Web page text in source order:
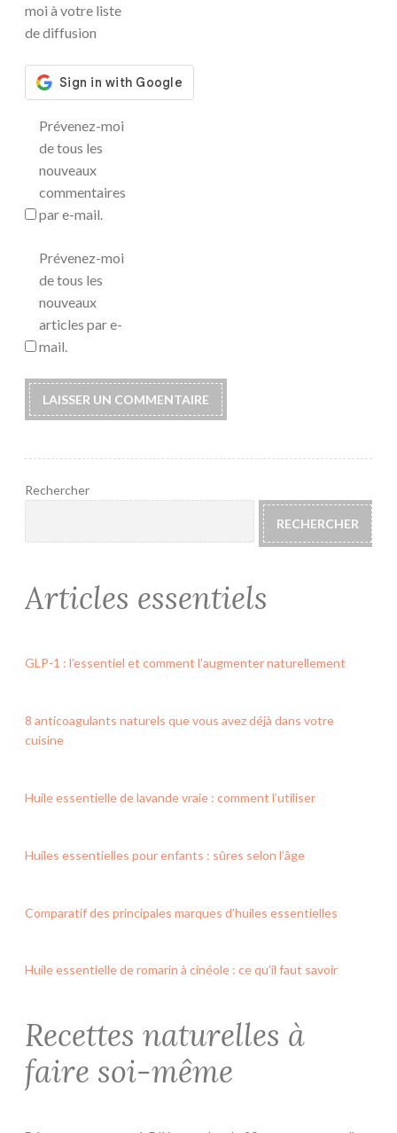
moi à votre liste
de diffusion
Prévenez-moi
de tous les
nouveaux
commentaires
par e-mail.
Prévenez-moi
de tous les
nouveaux
articles par e-
mail.
Rechercher
RECHERCHER
Articles essentiels
GLP-1 : l’essentiel et comment l’augmenter naturellement
8 anticoagulants naturels que vous avez déjà dans votre
cuisine
Huile essentielle de lavande vraie : comment l’utiliser
Huiles essentielles pour enfants : sûres selon l’âge
Comparatif des principales marques d’huiles essentielles
Huile essentielle de romarin à cinéole : ce qu’il faut savoir
Recettes naturelles à
faire soi-même